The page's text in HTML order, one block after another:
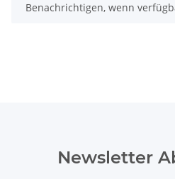
Benachrichtigen, wenn
Newsletter